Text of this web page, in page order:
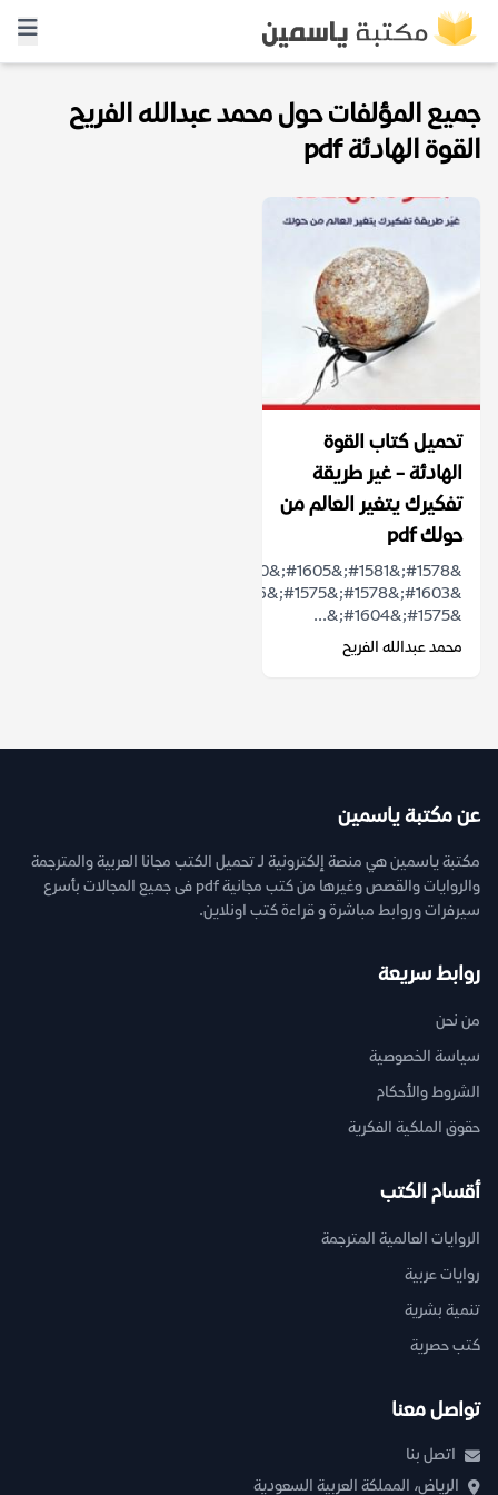
جميع المؤلفات حول محمد عبدالله الفريح
القوة الهادئة pdf
تحميل كتاب القوة
الهادئة - غير طريقة
تفكيرك يتغير العالم من
حولك pdf
&#1575;&#1604;&...
محمد عبدالله الفريح
عن مكتبة ياسمين
مكتبة ياسمين هي منصة إلكترونية لـ تحميل الكتب مجانا العربية والمترجمة
والروايات والقصص وغيرها من كتب مجانية pdf فى جميع المجالات بأسرع
سيرفرات وروابط مباشرة و قراءة كتب اونلاين.
روابط سريعة
من نحن
سياسة الخصوصية
الشروط والأحكام
حقوق الملكية الفكرية
أقسام الكتب
الروايات العالمية المترجمة
روايات عربية
تنمية بشرية
كتب حصرية
تواصل معنا
اتصل بنا
الرياض، المملكة العربية السعودية